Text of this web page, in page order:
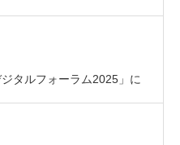
告
タルフォーラム2025」に